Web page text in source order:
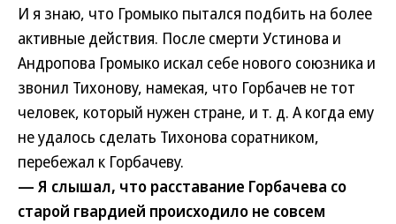
И я знаю, что Громыко пытался подбить на более
активные действия. После смерти Устинова и
Андропова Громыко искал себе нового союзника и
звонил Тихонову, намекая, что Горбачев не тот
человек, который нужен стране, и т. д. А когда ему
не удалось сделать Тихонова соратником,
перебежал к Горбачеву.
— Я слышал, что расставание Горбачева со
старой гвардией происходило не совсем